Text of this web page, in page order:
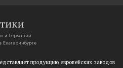
и Германии
продукцию европейских заводов